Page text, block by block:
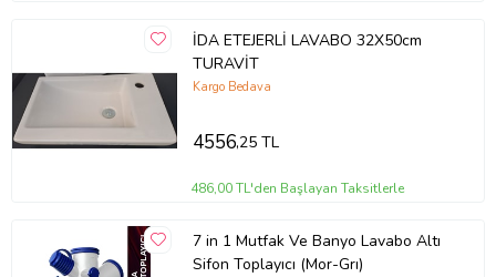
İDA ETEJERLİ LAVABO 32X50cm
TURAVİT
Kargo Bedava
4556,25 TL
486,00 TL'den Başlayan Taksitlerle
7 in 1 Mutfak Ve Banyo Lavabo Altı
Sifon Toplayıcı (Mor-Grı)